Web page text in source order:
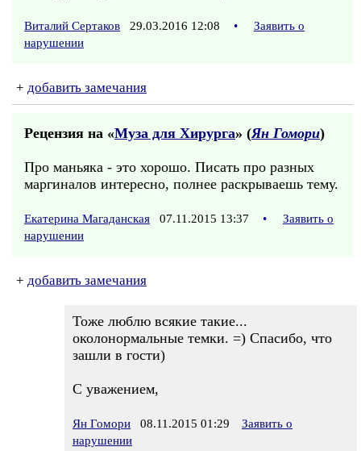
Виталий Сертаков 29.03.2016 12:08 •
Заявить о
нарушении
+ добавить замечания
Рецензия на «Муза для Хирурга» (Ян Гомори)
Про маньяка - это хорошо. Писать про разных
маргиналов интересно, полнее раскрываешь тему.
Екатерина Магаданская 07.11.2015 13:37 •
Заявить о
нарушении
+ добавить замечания
Тоже люблю всякие такие...
околонормальные темки. =) Спасибо, что
зашли в гости)
С уважением,
Ян Гомори 08.11.2015 01:29
Заявить о
нарушении